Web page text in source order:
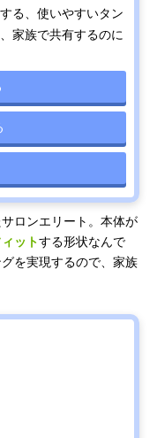
る、使いやすいタン
家族で共有するのに
ロンエリート。本体が
ットする形状なんで
を実現するので、家族